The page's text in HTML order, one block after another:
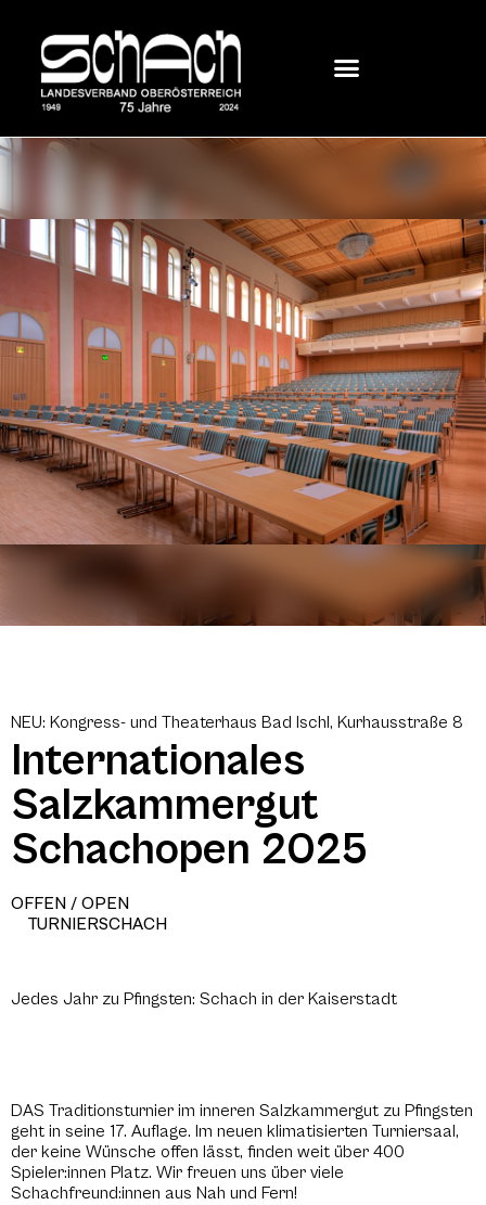
NEU: Kongress- und Theaterhaus Bad Ischl, Kurhausstraße 8
Internationales
Salzkammergut
Schachopen 2025
OFFEN / OPEN
TURNIERSCHACH
Jedes Jahr zu Pfingsten: Schach in der Kaiserstadt
DAS Traditionsturnier im inneren Salzkammergut zu Pfingsten
geht in seine 17. Auflage. Im neuen klimatisierten Turniersaal,
der keine Wünsche offen lässt, finden weit über 400
Spieler:innen Platz. Wir freuen uns über viele
Schachfreund:innen aus Nah und Fern!